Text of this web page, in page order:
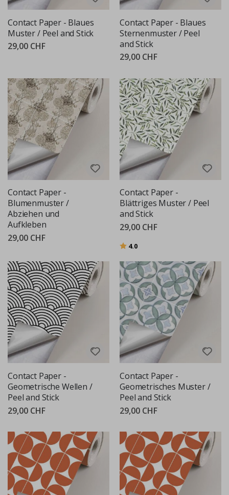
Contact Paper - Blaues
Muster / Peel and Stick
29,00 CHF
Contact Paper - Blaues
Sternenmuster / Peel
and Stick
29,00 CHF
Contact Paper -
Blumenmuster /
Abziehen und
Aufkleben
29,00 CHF
Contact Paper -
Blättriges Muster / Peel
and Stick
29,00 CHF
Bewertung:
4.0
Contact Paper -
Geometrische Wellen /
Peel and Stick
29,00 CHF
Contact Paper -
Geometrisches Muster /
Peel and Stick
29,00 CHF